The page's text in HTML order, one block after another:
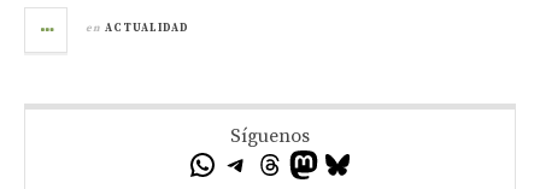
en ACTUALIDAD
Síguenos